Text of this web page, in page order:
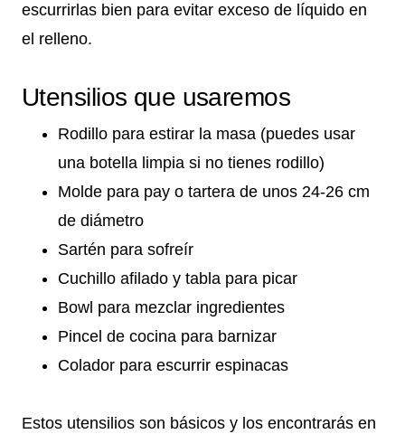
escurrirlas bien para evitar exceso de líquido en
el relleno.
Utensilios que usaremos
Rodillo para estirar la masa (puedes usar
una botella limpia si no tienes rodillo)
Molde para pay o tartera de unos 24-26 cm
de diámetro
Sartén para sofreír
Cuchillo afilado y tabla para picar
Bowl para mezclar ingredientes
Pincel de cocina para barnizar
Colador para escurrir espinacas
Estos utensilios son básicos y los encontrarás en